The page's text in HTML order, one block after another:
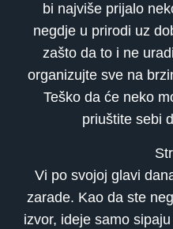
bi najviše prijalo
negdje u prirodi uz
zašto da to i ne
organizujte sve na
Teško da će neko
priuštite sebi
Vi po svojoj glavi
zarade. Kao da ste
izvor, ideje samo